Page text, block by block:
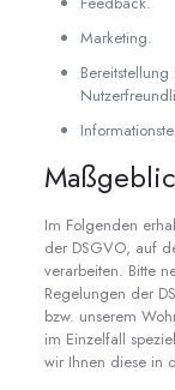
Marketing.
Im Folgenden
der DSGVO, auf
verarbeiten. Bitte
Regelungen der
bzw. unserem
im Einzelfall
wir Ihnen diese in